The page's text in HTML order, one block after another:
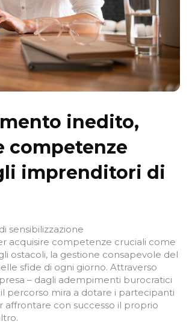
inedito,
competenze
imprenditori di
sensibilizzazione
acquisire competenze cruciali come
ostacoli, la gestione consapevole del
sfide di ogni giorno. Attraverso
– dagli adempimenti burocratici
percorso mira a dotare i partecipanti
con successo il proprio